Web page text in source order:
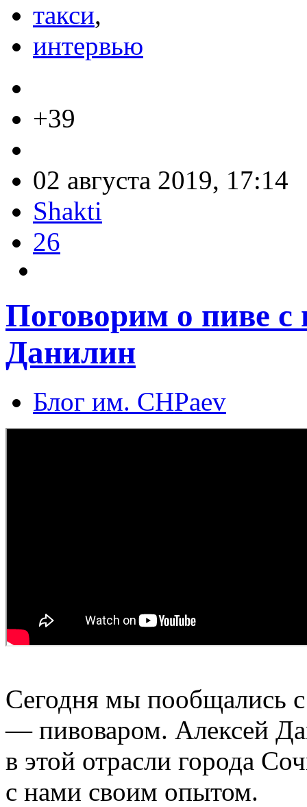
такси,
интервью
+39
02 августа 2019, 17:14
Shakti
26
Поговорим о пиве
Данилин
Блог им. CHPaev
Сегодня мы пообщались
— пивоваром. Алексей
в этой отрасли города
с нами своим опытом.